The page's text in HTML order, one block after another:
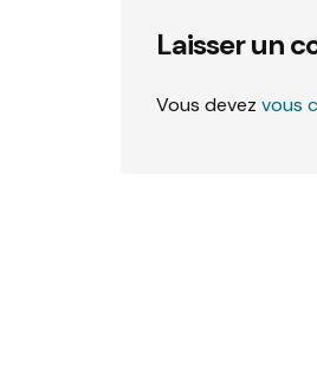
Laisser un
Vous devez vous